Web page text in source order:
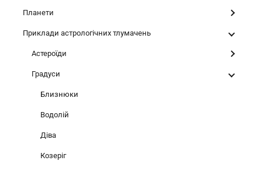
Планети
Приклади астрологічних тлумачень
Астероїди
Градуси
Близнюки
Водолій
Діва
Козеріг